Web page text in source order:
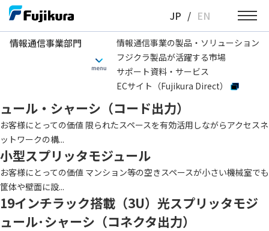
Skip
content
JP / EN
情報通信事業部門
情報通信事業の製品・ソリューション
フジクラ製品が活躍する市場
サポート資料・サービス
ECサイト（Fujikura Direct）
光スプリッタ製品
19インチラック搭載（3U）光スプリッタモジ
ュール・シャーシ（コード出力）
お客様にとっての価値 限られたスペースを有効活用しながらアクセスネ
ットワークの構...
小型スプリッタモジュール
お客様にとっての価値 マンション等の空きスペースが小さい機械室でも
筐体や壁面に設...
19インチラック搭載（3U）光スプリッタモジ
ュール･シャーシ（コネクタ出力）